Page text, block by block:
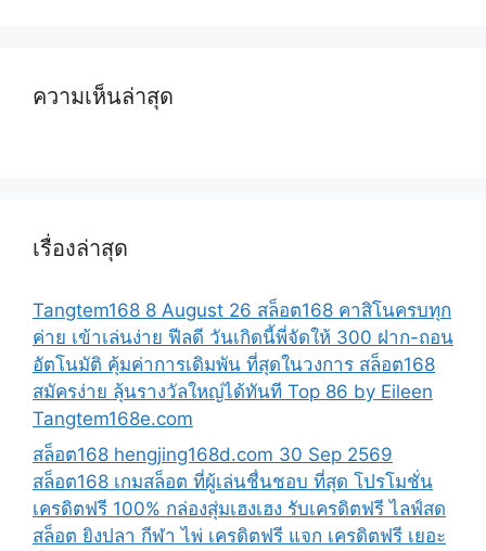
ความเห็นล่าสุด
เรื่องล่าสุด
Tangtem168 8 August 26 สล็อต168 คาสิโนครบทุก
ค่าย เข้าเล่นง่าย ฟีลดี วันเกิดนี้พี่จัดให้ 300 ฝาก-ถอน
อัตโนมัติ คุ้มค่าการเดิมพัน ที่สุดในวงการ สล็อต168
สมัครง่าย ลุ้นรางวัลใหญ่ได้ทันที Top 86 by Eileen
Tangtem168e.com
สล็อต168 hengjing168d.com 30 Sep 2569
สล็อต168 เกมสล็อต ที่ผู้เล่นชื่นชอบ ที่สุด โปรโมชั่น
เครดิตฟรี 100% กล่องสุ่มเฮงเฮง รับเครดิตฟรี ไลฟ์สด
สล็อต ยิงปลา กีฬา ไพ่ เครดิตฟรี แจก เครดิตฟรี เยอะ